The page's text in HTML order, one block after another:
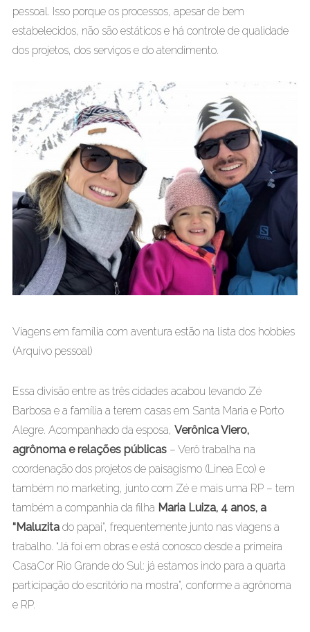
pessoal. Isso porque os processos, apesar de bem
estabelecidos, não são estáticos e há controle de qualidade
dos projetos, dos serviços e do atendimento.
Viagens em família com aventura estão na lista dos hobbies
(Arquivo pessoal)
Essa divisão entre as três cidades acabou levando Zé
Barbosa e a família a terem casas em Santa Maria e Porto
Alegre. Acompanhado da esposa, Verônica Viero,
agrônoma e relações públicas– Verô trabalha na
coordenação dos projetos de paisagismo (Linea Eco) e
também no marketing, junto com Zé e mais uma RP – tem
também a companhia da filha Maria Luiza, 4 anos, a
“Maluzitado papai”, frequentemente junto nas viagens a
trabalho. “Já foi em obras e está conosco desde a primeira
CasaCor Rio Grande do Sul: já estamos indo para a quarta
participação do escritório na mostra”, conforme a agrônoma
e RP.